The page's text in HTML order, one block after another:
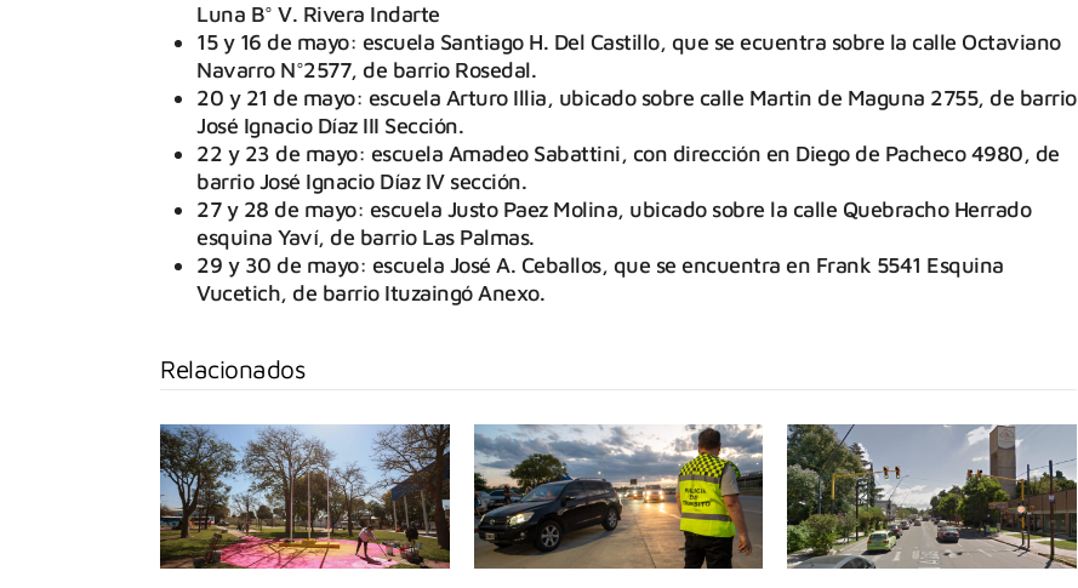
Luna B° V. Rivera Indarte
15 y 16 de mayo: escuela Santiago H. Del Castillo, que se ecuentra sobre la calle Octaviano
Navarro N°2577, de barrio Rosedal.
20 y 21 de mayo: escuela Arturo Illia, ubicado sobre calle Martin de Maguna 2755, de barrio
José Ignacio Díaz III Sección.
22 y 23 de mayo: escuela Amadeo Sabattini, con dirección en Diego de Pacheco 4980, de
barrio José Ignacio Díaz IV sección.
27 y 28 de mayo: escuela Justo Paez Molina, ubicado sobre la calle Quebracho Herrado
esquina Yaví, de barrio Las Palmas.
29 y 30 de mayo: escuela José A. Ceballos, que se encuentra en Frank 5541 Esquina
Vucetich, de barrio Ituzaingó Anexo.
Relacionados